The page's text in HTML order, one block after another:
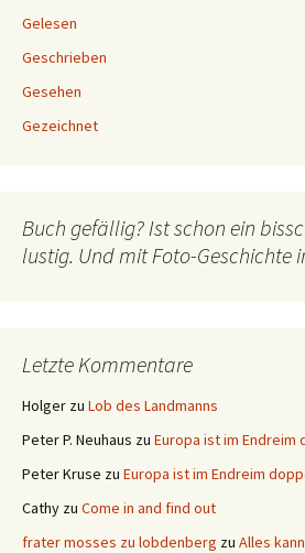
Gelesen
Geschrieben
Gesehen
Gezeichnet
Buch gefällig? Ist schon ein
lustig. Und mit Foto-Geschichte
Letzte Kommentare
Holger zu Lob des Landmanns
Peter P. Neuhaus zu Europa ist im Endreim
Peter Kruse zu Europa ist im Endreim
Cathy zu Come in and find out
frater mosses zu lobdenberg zu Alles